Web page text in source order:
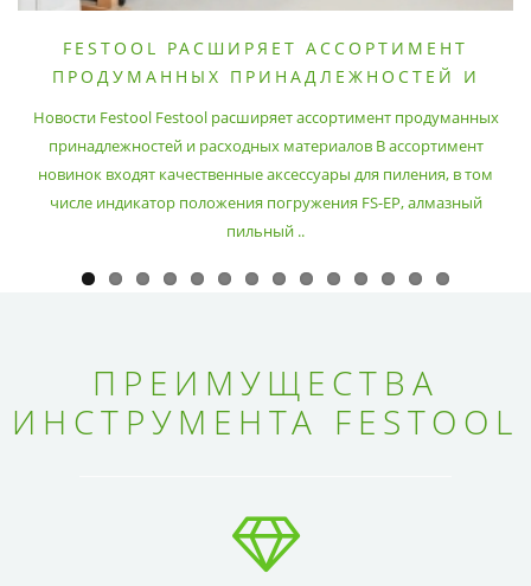
FESTOOL РАСШИРЯЕТ АССОРТИМЕНТ
ПРОДУМАННЫХ ПРИНАДЛЕЖНОСТЕЙ И
Новости Festool Festool расширяет ассортимент продуманных
принадлежностей и расходных материалов В ассортимент
новинок входят качественные аксессуары для пиления, в том
числе индикатор положения погружения FS-EP, алмазный
пильный ..
ПРЕИМУЩЕСТВА
ИНСТРУМЕНТА FESTOOL